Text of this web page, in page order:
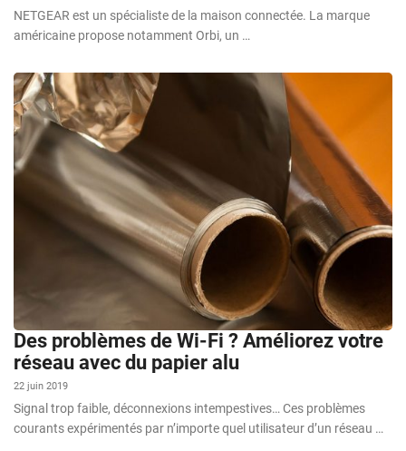
NETGEAR est un spécialiste de la maison connectée. La marque
américaine propose notamment Orbi, un …
Des problèmes de Wi-Fi ? Améliorez votre
réseau avec du papier alu
22 juin 2019
Signal trop faible, déconnexions intempestives… Ces problèmes
courants expérimentés par n’importe quel utilisateur d’un réseau …